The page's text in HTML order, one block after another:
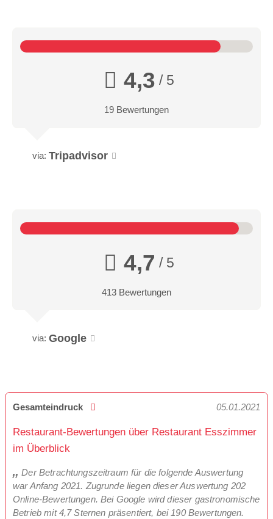
4,3 / 5
19 Bewertungen
via: Tripadvisor
4,7 / 5
413 Bewertungen
via: Google
Gesamteindruck 05.01.2021
Restaurant-Bewertungen über Restaurant Esszimmer
im Überblick
Der Betrachtungszeitraum für die folgende Auswertung
war Anfang 2021. Zugrunde liegen dieser Auswertung 202
Online-Bewertungen. Bei Google wird dieser gastronomische
Betrieb mit 4,7 Sternen präsentiert, bei 190 Bewertungen.